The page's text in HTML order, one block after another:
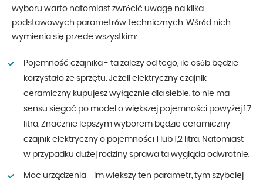
wyboru warto natomiast zwrócić uwagę na kilka
podstawowych parametrów technicznych. Wśród nich
wymienia się przede wszystkim:
Pojemność czajnika - ta zależy od tego, ile osób będzie
korzystało ze sprzętu. Jeżeli elektryczny czajnik
ceramiczny kupujesz wyłącznie dla siebie, to nie ma
sensu sięgać po model o większej pojemności powyżej 1,7
litra. Znacznie lepszym wyborem będzie ceramiczny
czajnik elektryczny o pojemności 1 lub 1,2 litra. Natomiast
w przypadku dużej rodziny sprawa ta wygląda odwrotnie.
Moc urządzenia - im większy ten parametr, tym szybciej